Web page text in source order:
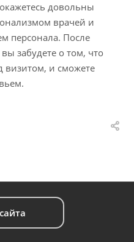
довольны
врачей и
персонала. После
забудете о том, что
визитом, и сможете